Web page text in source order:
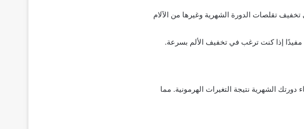
تقلصات الدورة الشهرية وغيرها من الآلام
مفيدًا إذا كنت ترغب في تخفيف الألم بسرعة.
الشهرية نتيجة التغيرات الهرمونية. مما